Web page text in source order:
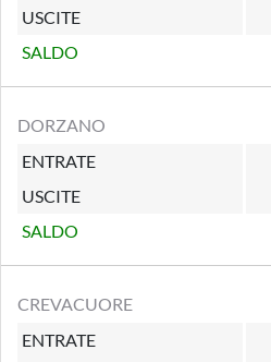
USCITE
SALDO
DORZANO
ENTRATE
USCITE
SALDO
CREVACUORE
ENTRATE